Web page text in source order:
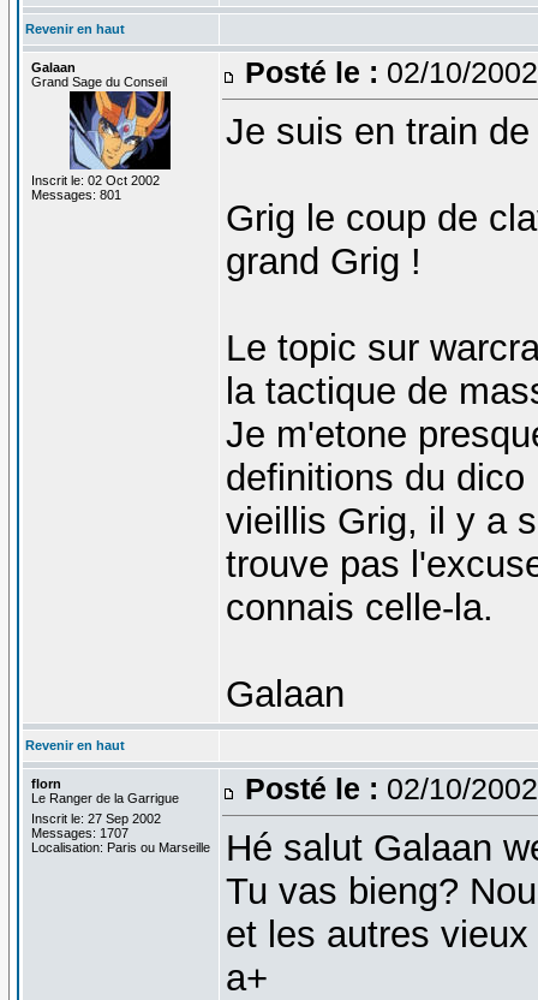
Revenir en haut
Galaan
Grand Sage du Conseil
Inscrit le: 02 Oct 2002
Messages: 801
Posté le : 02/10/
Je suis en train
Grig le coup de
grand Grig !
Le topic sur
la tactique de
Je m'etone
definitions du
vieillis Grig, il y a
trouve pas
connais celle-la.
Galaan
Revenir en haut
florn
Le Ranger de la Garrigue
Inscrit le: 27 Sep 2002
Messages: 1707
Localisation: Paris ou Marseille
Posté le : 02/10/
Hé salut Galaan
Tu vas bieng?
et les autres
a+